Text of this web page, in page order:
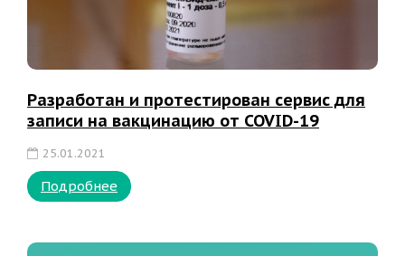
Разработан и протестирован сервис для
записи на вакцинацию от COVID-19
25.01.2021
Подробнее